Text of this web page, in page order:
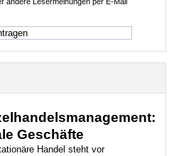
Geschäfte
Handel steht vor